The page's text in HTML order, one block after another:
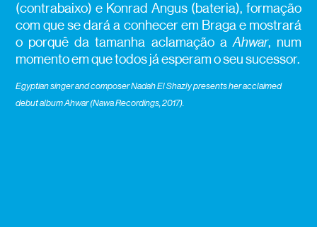
(contrabaixo) e Konrad Angus (bateria), formação
com que se dará a conhecer em Braga e mostrará
o porquê da tamanha aclamação a Ahwar, num
momento em que todos já esperam o seu sucessor.
Egyptian singer and composer Nadah El Shazly presents her acclaimed
debut album Ahwar (Nawa Recordings, 2017).